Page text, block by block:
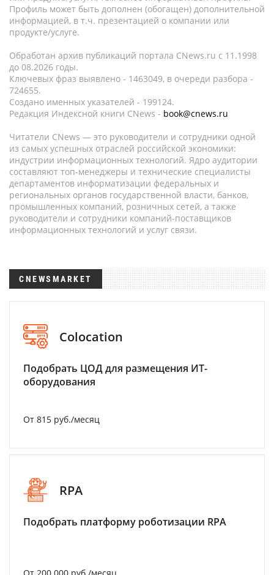
Профиль может быть дополнен (обогащен) дополнительной
информацией, в т.ч. презентацией о компании или
продукте/услуге.
Обработан архив публикаций портала CNews.ru c 11.1998
до 08.2026 годы.
Ключевых фраз выявлено - 1463049, в очереди разбора -
724655.
Создано именных указателей - 199124.
Редакция Индексной книги CNews - book@cnews.ru
Читатели CNews — это руководители и сотрудники одной
из самых успешных отраслей российской экономики:
индустрии информационных технологий. Ядро аудитории
составляют топ-менеджеры и технические специалисты
департаментов информатизации федеральных и
региональных органов государственной власти, банков,
промышленных компаний, розничных сетей, а также
руководители и сотрудники компаний-поставщиков
информационных технологий и услуг связи.
CNEWSMARKET
Colocation
Подобрать ЦОД для размещения ИТ-
оборудования
От 815 руб./месяц
RPA
Подобрать платформу роботизации RPA